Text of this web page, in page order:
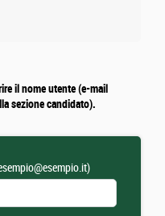
il nome utente (e-mail
sezione candidato).